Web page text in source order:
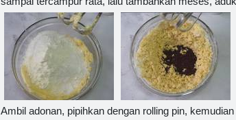
Ambil adonan, pipihkan dengan rolling pin,